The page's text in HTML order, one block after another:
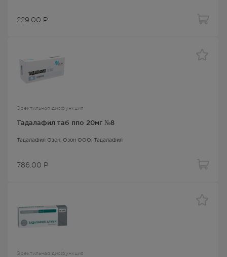
229.00 Р
Эректильная дисфункция
Тадалафил таб ппо 20мг №8
Тадалафил Озон , Озон ООО, Тадалафил
786.00 Р
Эректильная дисфункция